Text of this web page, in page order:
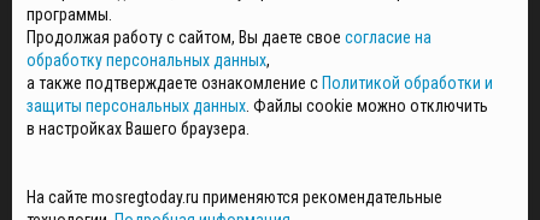
ПОЛИТИКА ОБРАБОТКИ И ЗАЩИТЫ ПЕРСОНАЛЬНЫХ ДАННЫХ
НОВОСТИ
ГАЗЕТЫ
РЕКЛАМОДАТЕЛЯМ
СПЕЦПРОЕКТЫ
программы.
Продолжая работу с сайтом, Вы даете свое согласие на
обработку персональных данных,
а также подтверждаете ознакомление с Политикой обработки и
защиты персональных данных . Файлы cookie можно отключить
в настройках Вашего браузера.
На сайте mosregtoday.ru применяются рекомендательные